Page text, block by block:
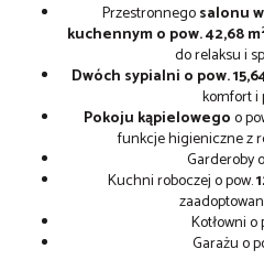
Przestronnegosalonu
kuchennymo pow. 42,68 m
do relaksu i
Dwóch sypialni o pow.
komfort i
Pokoju kąpielowegoo
funkcje higieniczne z
Garderoby
Kuchni roboczej o pow.
Kotłowni o
Garażu o